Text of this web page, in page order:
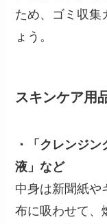
ため、ゴミ収集
ょう。
スキンケア用
・「クレンジ
液」など
中身は新聞紙や
布に吸わせて、